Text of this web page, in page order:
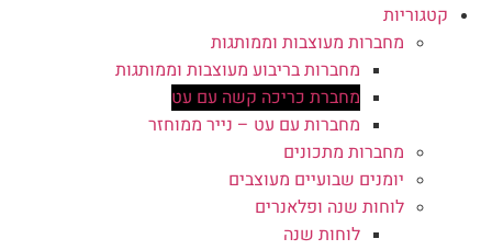
קטגוריות
מחברות מעוצבות וממותגות
מחברות בריבוע מעוצבות וממותגות
מחברת כריכה קשה עם עט
מחברות עם עט – נייר ממוחזר
מחברות מתכונים
יומנים שבועיים מעוצבים
לוחות שנה ופלאנרים
לוחות שנה